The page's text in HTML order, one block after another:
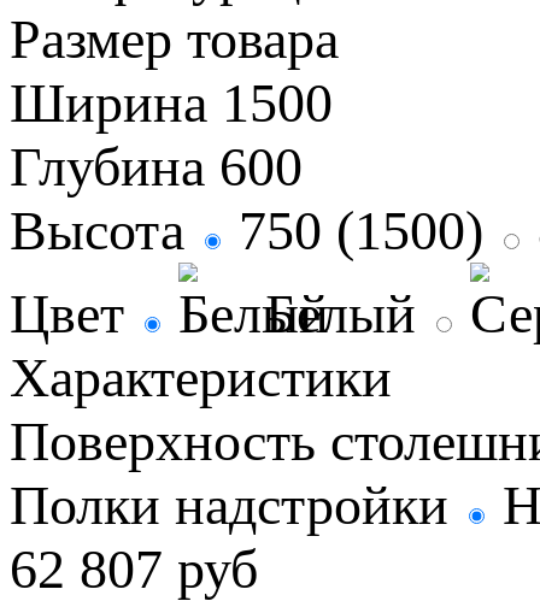
Размер товара
Ширина 1500
Глубина 600
Высота
750 (1500)
Цвет
Белый
Характеристики
Поверхность
Полки надстройки
62 807 руб